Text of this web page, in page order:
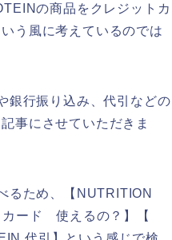
の商品をクレジットカ
う風に考えているのでは
銀行振り込み、代引などの
事にさせていただきま
るため、【NUTRITION
カード 使えるの？】【